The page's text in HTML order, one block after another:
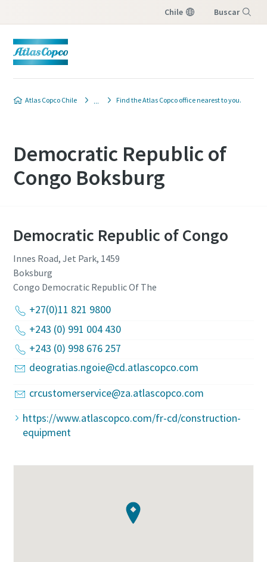
Chile Buscar
Atlas Copco Chile Find the Atlas Copco office nearest to you.
Democratic Republic of
Congo Boksburg
Democratic Republic of Congo
Innes Road, Jet Park, 1459
Boksburg
Congo Democratic Republic Of The
+27(0)11 821 9800
+243 (0) 991 004 430
+243 (0) 998 676 257
deogratias.ngoie@cd.atlascopco.com
crcustomerservice@za.atlascopco.com
https://www.atlascopco.com/fr-cd/construction-
equipment